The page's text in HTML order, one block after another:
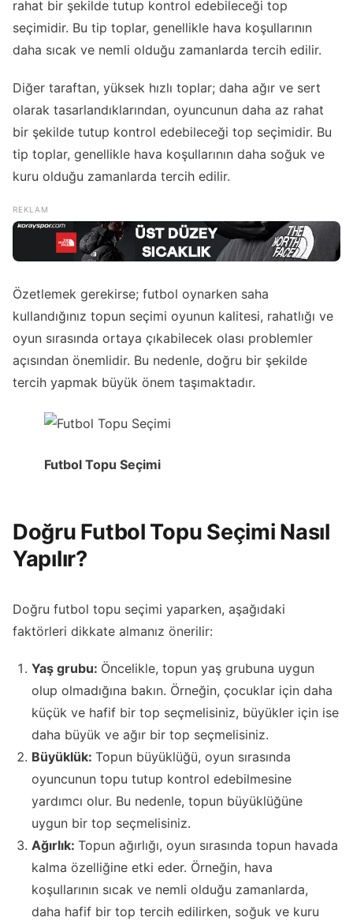
rahat bir şekilde tutup kontrol edebileceği top
seçimidir. Bu tip toplar, genellikle hava koşullarının
daha sıcak ve nemli olduğu zamanlarda tercih edilir.
Diğer taraftan, yüksek hızlı toplar; daha ağır ve sert
olarak tasarlandıklarından, oyuncunun daha az rahat
bir şekilde tutup kontrol edebileceği top seçimidir. Bu
tip toplar, genellikle hava koşullarının daha soğuk ve
kuru olduğu zamanlarda tercih edilir.
Özetlemek gerekirse; futbol oynarken saha
kullandığınız topun seçimi oyunun kalitesi, rahatlığı ve
oyun sırasında ortaya çıkabilecek olası problemler
açısından önemlidir. Bu nedenle, doğru bir şekilde
tercih yapmak büyük önem taşımaktadır.
Futbol Topu Seçimi
Doğru Futbol Topu Seçimi Nasıl
Yapılır?
Doğru futbol topu seçimi yaparken, aşağıdaki
faktörleri dikkate almanız önerilir:
Yaş grubu: Öncelikle, topun yaş grubuna uygun
olup olmadığına bakın. Örneğin, çocuklar için daha
küçük ve hafif bir top seçmelisiniz, büyükler için ise
daha büyük ve ağır bir top seçmelisiniz.
Büyüklük: Topun büyüklüğü, oyun sırasında
oyuncunun topu tutup kontrol edebilmesine
yardımcı olur. Bu nedenle, topun büyüklüğüne
uygun bir top seçmelisiniz.
Ağırlık: Topun ağırlığı, oyun sırasında topun havada
kalma özelliğine etki eder. Örneğin, hava
koşullarının sıcak ve nemli olduğu zamanlarda,
daha hafif bir top tercih edilirken, soğuk ve kuru